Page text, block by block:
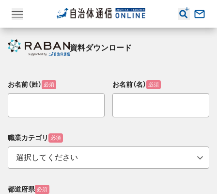
資料ダウンロード
お名前（姓） 必須 お名前（名） 必須
職業カテゴリ 必須
都道府県 必須